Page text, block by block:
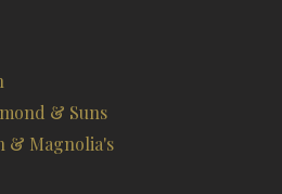
& Suns
& Magnolia's